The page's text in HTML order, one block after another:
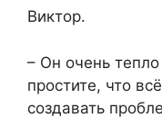
Виктор.
– Он очень
простите, что
создавать